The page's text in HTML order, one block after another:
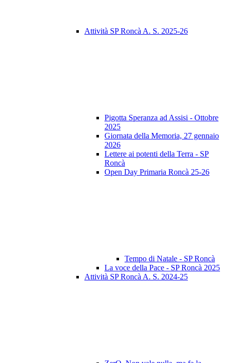
Attività SP Roncà A. S. 2025-26
Pigotta Speranza ad Assisi - Ottobre
2025
Giornata della Memoria, 27 gennaio
2026
Lettere ai potenti della Terra - SP
Roncà
Open Day Primaria Roncà 25-26
Tempo di Natale - SP Roncà
La voce della Pace - SP Roncà 2025
Attività SP Roncà A. S. 2024-25